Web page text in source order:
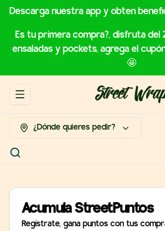
Descarga nuestra app y obten
Es tu primera compra?, disfruta del
ensaladas y pockets, agrega el cupón
🤩
Abrir menu de navegación
¿Dónde quieres pedir?
AcumulaStreetPuntos
Regístrate, gana puntos con tus